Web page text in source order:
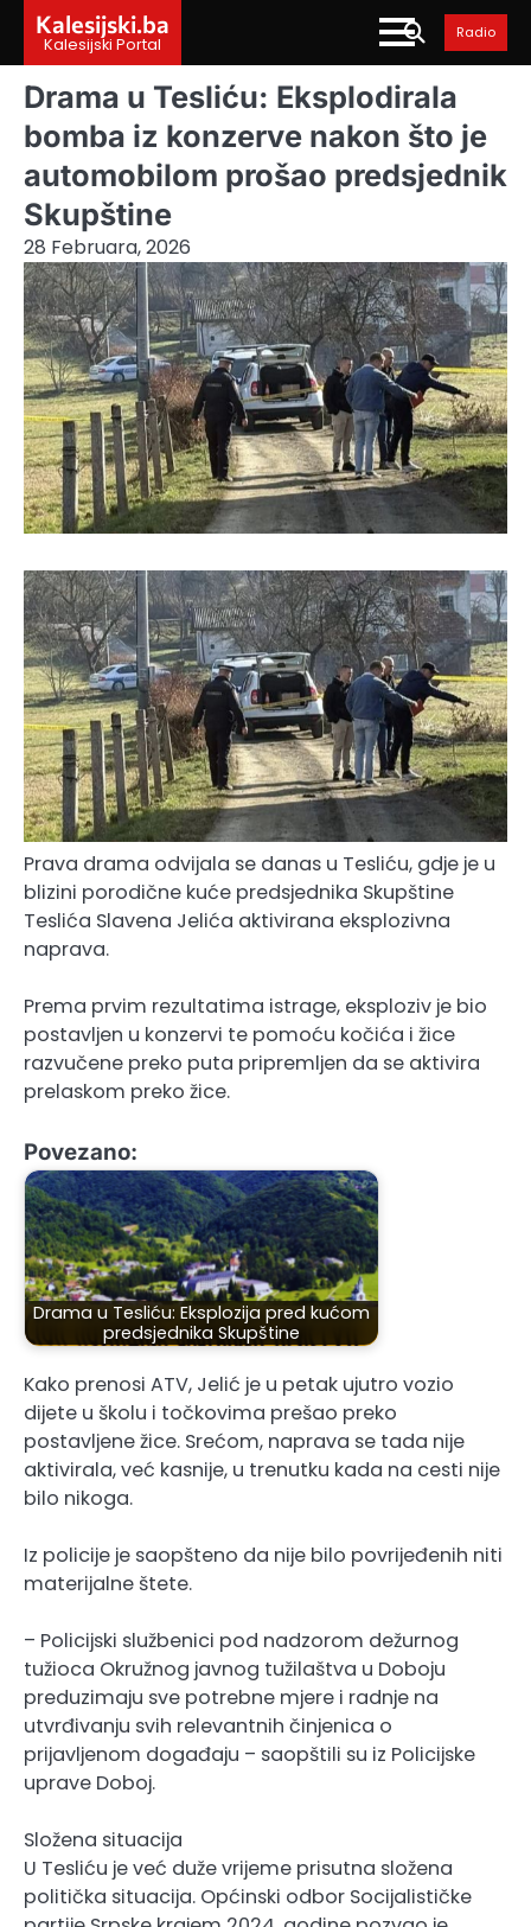
content
Kalesijski.ba
Kalesijski Portal
Radio
Drama u Tesliću: Eksplodirala
bomba iz konzerve nakon što je
automobilom prošao predsjednik
Skupštine
28 Februara, 2026
Prava drama odvijala se danas u Tesliću, gdje je u
blizini porodične kuće predsjednika Skupštine
Teslića Slavena Jelića aktivirana eksplozivna
naprava.
Prema prvim rezultatima istrage, eksploziv je bio
postavljen u konzervi te pomoću kočića i žice
razvučene preko puta pripremljen da se aktivira
prelaskom preko žice.
Povezano:
Drama u Tesliću: Eksplozija pred kućom
predsjednika Skupštine
Kako prenosi ATV, Jelić je u petak ujutro vozio
dijete u školu i točkovima prešao preko
postavljene žice. Srećom, naprava se tada nije
aktivirala, već kasnije, u trenutku kada na cesti nije
bilo nikoga.
Iz policije je saopšteno da nije bilo povrijeđenih niti
materijalne štete.
– Policijski službenici pod nadzorom dežurnog
tužioca Okružnog javnog tužilaštva u Doboju
preduzimaju sve potrebne mjere i radnje na
utvrđivanju svih relevantnih činjenica o
prijavljenom događaju – saopštili su iz Policijske
uprave Doboj.
Složena situacija
U Tesliću je već duže vrijeme prisutna složena
politička situacija. Općinski odbor Socijalističke